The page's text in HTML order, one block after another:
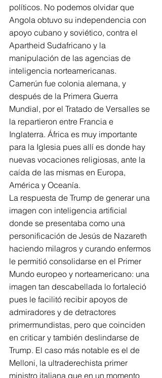
políticos. No podemos olvidar que
Angola obtuvo su independencia con
apoyo cubano y soviético, contra el
Apartheid Sudafricano y la
manipulación de las agencias de
inteligencia norteamericanas.
Camerún fue colonia alemana, y
después de la Primera Guerra
Mundial, por el Tratado de Versalles se
la repartieron entre Francia e
Inglaterra. África es muy importante
para la Iglesia pues allí es donde hay
nuevas vocaciones religiosas, ante la
caída de las mismas en Europa,
América y Oceanía.
La respuesta de Trump de generar una
imagen con inteligencia artificial
donde se presentaba como una
personificación de Jesús de Nazareth
haciendo milagros y curando enfermos
le permitió consolidarse en el Primer
Mundo europeo y norteamericano: una
imagen tan descabellada lo fortaleció
pues le facilitó recibir apoyos de
admiradores y de detractores
primermundistas, pero que coinciden
en criticar y también deslindarse de
Trump. El caso más notable es el de
Melloni, la ultraderechista primer
ministro italiana que en un momento